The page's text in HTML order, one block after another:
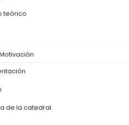
teórico
de la catedral